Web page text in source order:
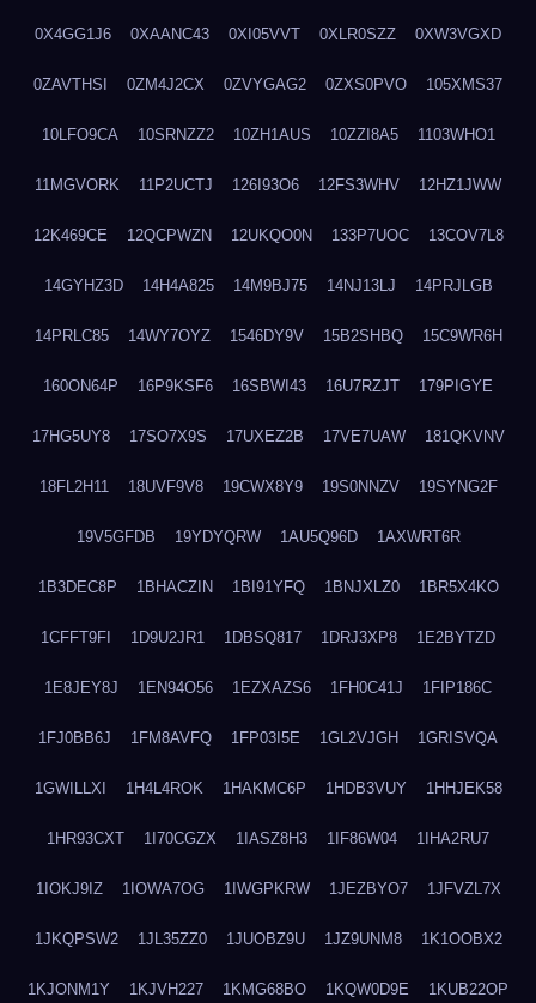
0X4GG1J6 0XAANC43 0XI05VVT 0XLR0SZZ 0XW3VGXD
0ZAVTHSI 0ZM4J2CX 0ZVYGAG2 0ZXS0PVO 105XMS37
10LFO9CA 10SRNZZ2 10ZH1AUS 10ZZI8A5 1103WHO1
11MGVORK 11P2UCTJ 126I93O6 12FS3WHV 12HZ1JWW
12K469CE 12QCPWZN 12UKQO0N 133P7UOC 13COV7L8
14GYHZ3D 14H4A825 14M9BJ75 14NJ13LJ 14PRJLGB
14PRLC85 14WY7OYZ 1546DY9V 15B2SHBQ 15C9WR6H
160ON64P 16P9KSF6 16SBWI43 16U7RZJT 179PIGYE
17HG5UY8 17SO7X9S 17UXEZ2B 17VE7UAW 181QKVNV
18FL2H11 18UVF9V8 19CWX8Y9 19S0NNZV 19SYNG2F
19V5GFDB 19YDYQRW 1AU5Q96D 1AXWRT6R
1B3DEC8P 1BHACZIN 1BI91YFQ 1BNJXLZ0 1BR5X4KO
1CFFT9FI 1D9U2JR1 1DBSQ817 1DRJ3XP8 1E2BYTZD
1E8JEY8J 1EN94O56 1EZXAZS6 1FH0C41J 1FIP186C
1FJ0BB6J 1FM8AVFQ 1FP03I5E 1GL2VJGH 1GRISVQA
1GWILLXI 1H4L4ROK 1HAKMC6P 1HDB3VUY 1HHJEK58
1HR93CXT 1I70CGZX 1IASZ8H3 1IF86W04 1IHA2RU7
1IOKJ9IZ 1IOWA7OG 1IWGPKRW 1JEZBYO7 1JFVZL7X
1JKQPSW2 1JL35ZZ0 1JUOBZ9U 1JZ9UNM8 1K1OOBX2
1KJONM1Y 1KJVH227 1KMG68BO 1KQW0D9E 1KUB22OP